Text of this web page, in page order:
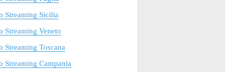
Streaming Sicilia
Streaming Veneto
Streaming Toscana
Streaming Campania